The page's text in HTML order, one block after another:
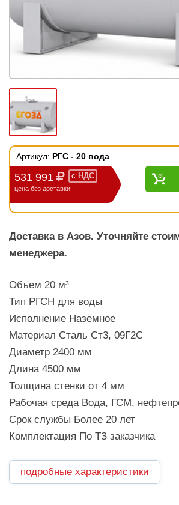
Артикул: РГС - 20 вода
531 991 с НДС
цена без доставки
Доставка в Азов. Уточняйте
менеджера.
Объем 20 м³
Тип РГСН для воды
Исполнение Наземное
Материал Сталь Ст3, 09Г2С
Диаметр 2400 мм
Длина 4500 мм
Толщина стенки от 4 мм
Рабочая среда Вода, ГСМ,
Срок службы Более 20 лет
Комплектация По ТЗ заказчика
подробные характеристики